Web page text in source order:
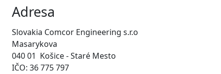
Adresa
Slovakia Comcor Engineering s.r.o
Masarykova
040 01 Košice - Staré Mesto
IČO: 36 775 797